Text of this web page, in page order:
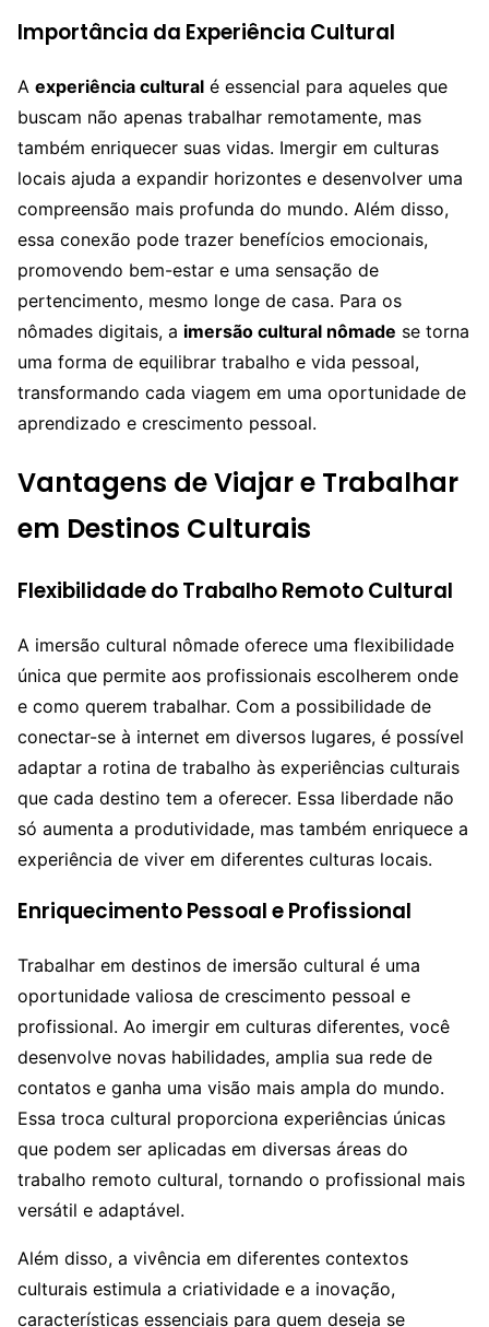
Importância da Experiência Cultural
A experiência cultural é essencial para aqueles que
buscam não apenas trabalhar remotamente, mas
também enriquecer suas vidas. Imergir em culturas
locais ajuda a expandir horizontes e desenvolver uma
compreensão mais profunda do mundo. Além disso,
essa conexão pode trazer benefícios emocionais,
promovendo bem-estar e uma sensação de
pertencimento, mesmo longe de casa. Para os
nômades digitais, a imersão cultural nômade se torna
uma forma de equilibrar trabalho e vida pessoal,
transformando cada viagem em uma oportunidade de
aprendizado e crescimento pessoal.
Vantagens de Viajar e Trabalhar
em Destinos Culturais
Flexibilidade do Trabalho Remoto Cultural
A imersão cultural nômade oferece uma flexibilidade
única que permite aos profissionais escolherem onde
e como querem trabalhar. Com a possibilidade de
conectar-se à internet em diversos lugares, é possível
adaptar a rotina de trabalho às experiências culturais
que cada destino tem a oferecer. Essa liberdade não
só aumenta a produtividade, mas também enriquece a
experiência de viver em diferentes culturas locais.
Enriquecimento Pessoal e Profissional
Trabalhar em destinos de imersão cultural é uma
oportunidade valiosa de crescimento pessoal e
profissional. Ao imergir em culturas diferentes, você
desenvolve novas habilidades, amplia sua rede de
contatos e ganha uma visão mais ampla do mundo.
Essa troca cultural proporciona experiências únicas
que podem ser aplicadas em diversas áreas do
trabalho remoto cultural, tornando o profissional mais
versátil e adaptável.
Além disso, a vivência em diferentes contextos
culturais estimula a criatividade e a inovação,
características essenciais para quem deseja se